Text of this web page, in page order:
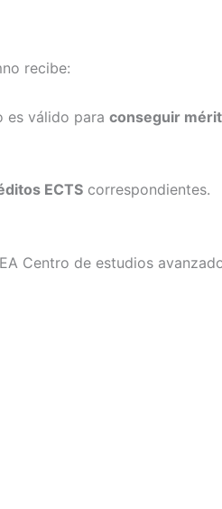
recibe:
es válido para conseguir
ECTS correspondientes.